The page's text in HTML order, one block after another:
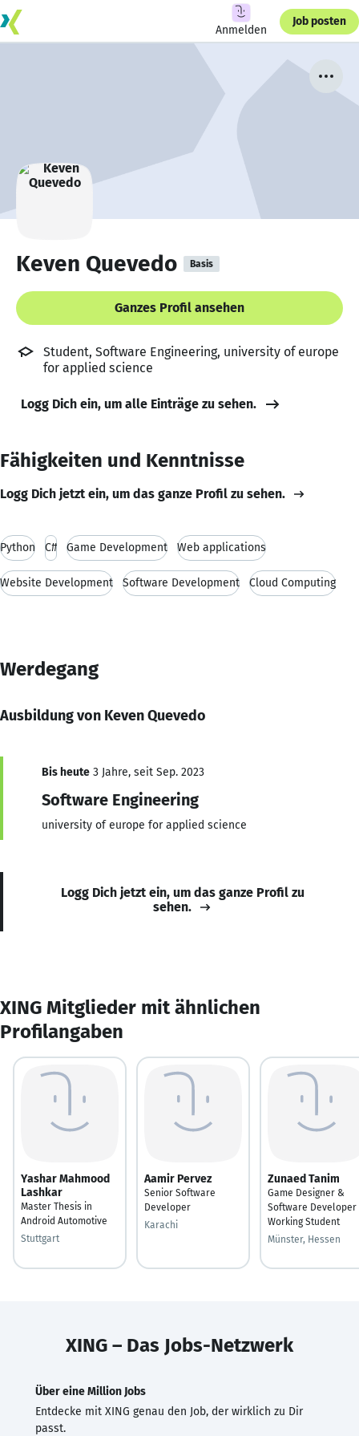
Anmelden
Job posten
Keven Quevedo Basis
Ganzes Profil ansehen
Student, Software Engineering, university of europe
for applied science
Logg Dich ein, um alle Einträge zu sehen.
Fähigkeiten und Kenntnisse
Logg Dich jetzt ein, um das ganze Profil zu sehen.
Python C# Game Development Web applications
Website Development Software Development Cloud Computing
Werdegang
Ausbildung von Keven Quevedo
Bis heute 3 Jahre, seit Sep. 2023
Software Engineering
university of europe for applied science
Logg Dich jetzt ein, um das ganze Profil zu
sehen.
XING Mitglieder mit ähnlichen
Profilangaben
Yashar Mahmood
Lashkar
Master Thesis in
Android Automotive
Stuttgart
Aamir Pervez
Senior Software
Developer
Karachi
Zunaed Tanim
Game Designer &
Software
Working Student
Münster, Hessen
XING – Das Jobs-Netzwerk
Über eine Million Jobs
Entdecke mit XING genau den Job, der wirklich zu Dir
passt.